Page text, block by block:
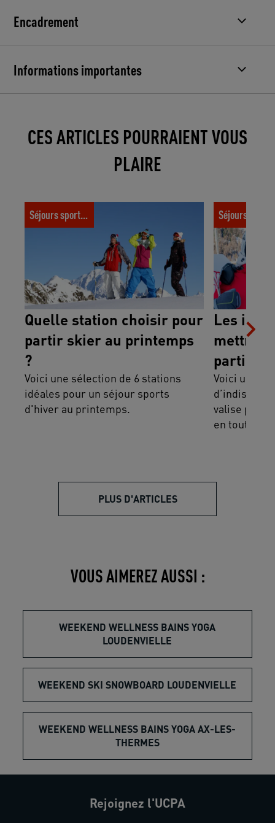
Encadrement
Informations importantes
CES ARTICLES POURRAIENT VOUS
PLAIRE
Quelle station choisir pour partir skier au
printemps ?
Séjours sportifs
Quelle station choisir pour
partir skier au printemps
?
Voici une sélection de 6 stations
idéales pour un séjour sports
d'hiver au printemps.
Les
valise pour
Les
mettre
partir au
Voici une
valise pour
en toute
PLUS D'ARTICLES
VOUS AIMEREZ AUSSI :
WEEKEND WELLNESS BAINS YOGA
LOUDENVIELLE
WEEKEND SKI SNOWBOARD LOUDENVIELLE
WEEKEND WELLNESS BAINS YOGA AX-LES-
THERMES
Rejoignez l'UCPA